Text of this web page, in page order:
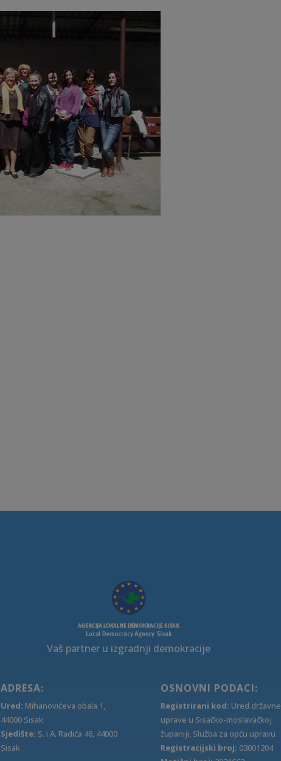
Vaš partner u izgradnji demokracije
ADRESA:
Ured: Mihanovićeva obala 1,
44000 Sisak
Sjedište: S. i A. Radića 46, 44000
Sisak
OSNOVNI PODACI:
Registrirani kod: Ured državne
uprave u Sisačko-moslavačkoj
županiji, Služba za opću upravu
Registracijski broj: 03001204